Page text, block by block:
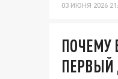
03 ИЮНЯ 2026
ПОЧЕМУ
ПЕРВЫЙ